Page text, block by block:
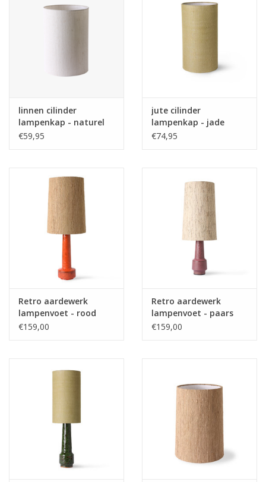
linnen cilinder
lampenkap - naturel
€59,95
jute cilinder
lampenkap - jade
groen
€74,95
Retro aardewerk
lampenvoet - rood
€159,00
Retro aardewerk
lampenvoet - paars
€159,00